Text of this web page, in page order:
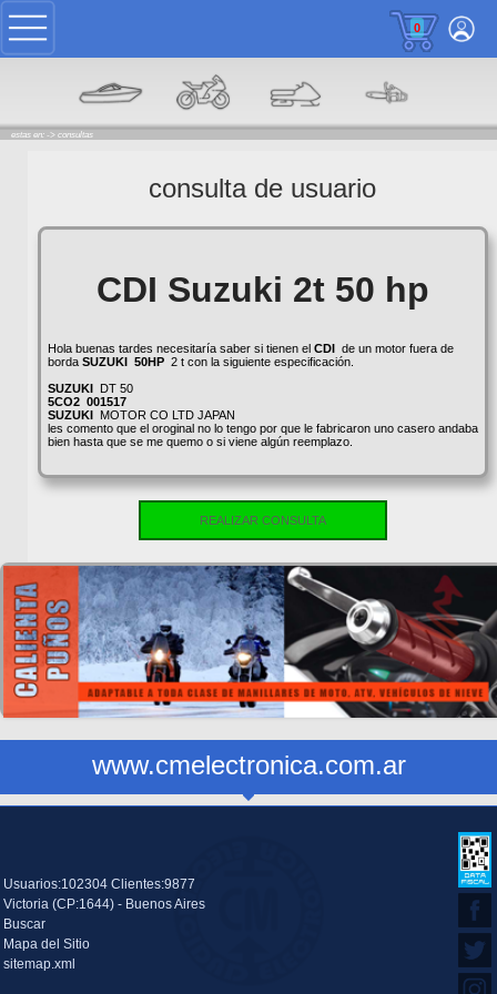
0
estas en: -> consultas
consulta de usuario
CDI Suzuki 2t 50 hp
Hola buenas tardes necesitaría saber si tienen el CDIde un motor fuera de
borda SUZUKI 50HP2 t con la siguiente especificación.
SUZUKIDT 50
5CO2 001517
SUZUKIMOTOR CO LTD JAPAN
les comento que el oroginal no lo tengo por que le fabricaron uno casero andaba
bien hasta que se me quemo o si viene algún reemplazo.
REALIZAR CONSULTA
www.cmelectronica.com.ar
Usuarios:102304 Clientes:9877
Victoria (CP:1644) - Buenos Aires
Buscar
Mapa del Sitio
sitemap.xml